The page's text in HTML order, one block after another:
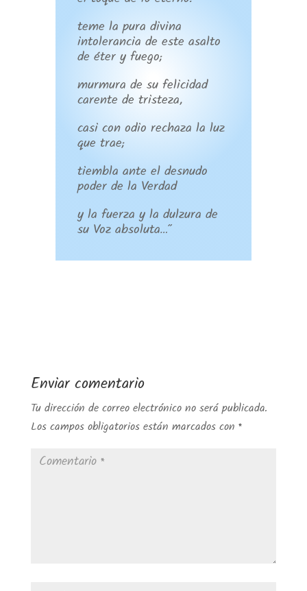
teme la pura divina
intolerancia de este asalto
de éter y fuego;
murmura de su felicidad
carente de tristeza,
casi con odio rechaza la luz
que trae;
tiembla ante el desnudo
poder de la Verdad
y la fuerza y la dulzura de
su Voz absoluta…”
Enviar comentario
Tu dirección de correo electrónico no será publicada.
Los campos obligatorios están marcados con *